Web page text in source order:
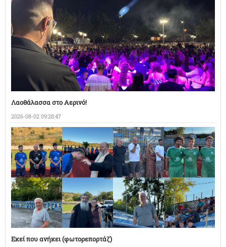
Λαοθάλασσα στο Αερινό!
2026-08-02 09:28:47
Εκεί που ανήκει (φωτορεπορτάζ)